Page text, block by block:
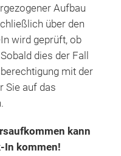
Aufbau
über den
wird geprüft, ob
dies der Fall
mit der
Sie auf das
kann
In kommen!